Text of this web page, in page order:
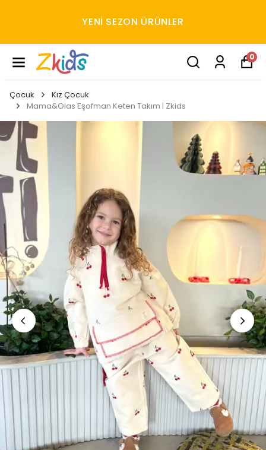
YENI SEZON ÜRÜNLER
0
Çocuk
Kız Çocuk
Mama&Olas Eşofman Keten Takım | Zkids